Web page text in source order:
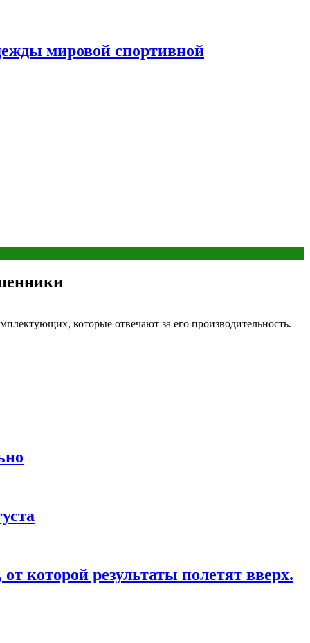
мировой спортивной
которые отвечают за его производительность.
которой результаты полетят вверх.